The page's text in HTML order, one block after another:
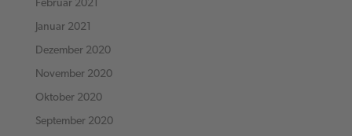
Februar 2021
Januar 2021
Dezember 2020
November 2020
Oktober 2020
September 2020